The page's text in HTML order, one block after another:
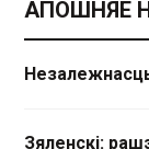
АПОШНЯЕ
Зяленскі: